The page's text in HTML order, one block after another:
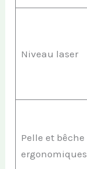
Niveau laser
Pelle et bêche
ergonomiques